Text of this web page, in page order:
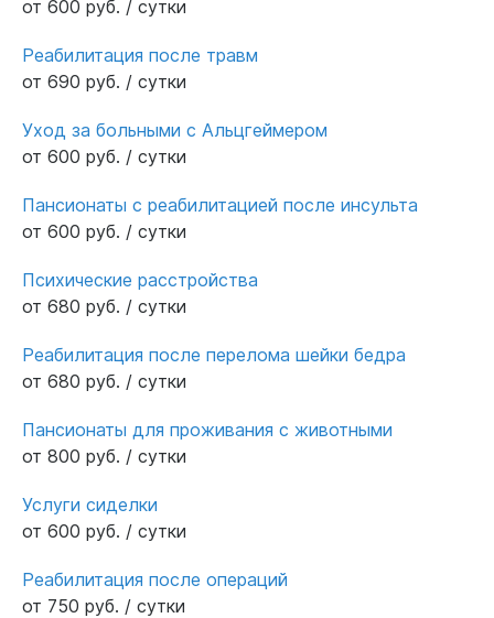
атмосфера тепла и внимания. Если ищете
семейному, — рекомендую.
от 600 руб. / сутки
Реабилитация после травм
от 690 руб. / сутки
Уход за больными с Альцгеймером
от 600 руб. / сутки
Пансионаты с реабилитацией после инсульта
от 600 руб. / сутки
Психические расстройства
от 680 руб. / сутки
Реабилитация после перелома шейки бедра
от 680 руб. / сутки
Пансионаты для проживания с животными
от 800 руб. / сутки
Услуги сиделки
от 600 руб. / сутки
Реабилитация после операций
от 750 руб. / сутки